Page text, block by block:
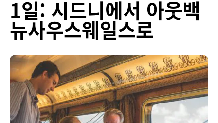
1일: 시드니에서 아웃백
뉴사우스웨일스로